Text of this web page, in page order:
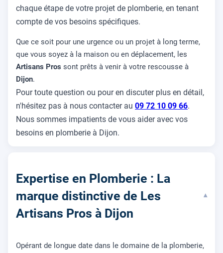
chaque étape de votre projet de plomberie, en tenant
compte de vos besoins spécifiques.
Que ce soit pour une urgence ou un projet à long terme,
que vous soyez à la maison ou en déplacement, les
Artisans Pros sont prêts à venir à votre rescousse à
Dijon.
Pour toute question ou pour en discuter plus en détail,
n'hésitez pas à nous contacter au 09 72 10 09 66.
Nous sommes impatients de vous aider avec vos
besoins en plomberie à Dijon.
Expertise en Plomberie : La
marque distinctive de Les
Artisans Pros à Dijon
▾
Opérant de longue date dans le domaine de la plomberie,